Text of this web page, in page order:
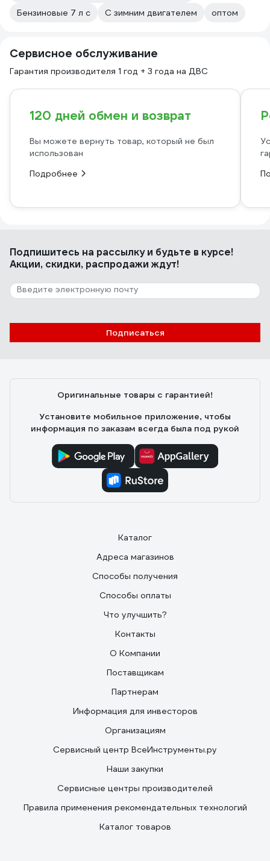
Бензиновые 7 л с
С зимним двигателем оптом
Сервисное обслуживание
Гарантия производителя 1 год + 3 года на ДВС
120 дней обмен и возврат
Вы можете вернуть товар, который не был
использован
Подробнее
Подпишитесь на рассылкуи будьте в курсе!
Акции, скидки, распродажи ждут!
Подписаться
Оригинальные товары с гарантией!
Установите мобильное приложение, чтобы
информация по заказам всегда была под рукой
Каталог
Адреса магазинов
Способы получения
Способы оплаты
Что улучшить?
Контакты
О Компании
Поставщикам
Партнерам
Информация для инвесторов
Организациям
Сервисный центр ВсеИнструменты.ру
Наши закупки
Сервисные центры производителей
Правила применения рекомендательных технологий
Каталог товаров